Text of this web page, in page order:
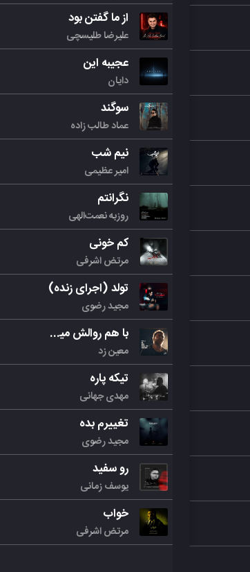
از ما گفتن بود
علیرضا طلیسچی
عجیبه این
دایان
سوگند
عماد طالب زاده
نیم شب
امیر عظیمی
نگرانتم
روزبه نعمت‌الهی
کم خونی
مرتض اشرفی
تولد (اجرای زنده)
مجید رضوی
با هم روالش میکنیم
معین زد
تیکه پاره
مهدی جهانی
تغییرم بده
مجید رضوی
رو سفید
یوسف زمانی
خواب
مرتض اشرفی